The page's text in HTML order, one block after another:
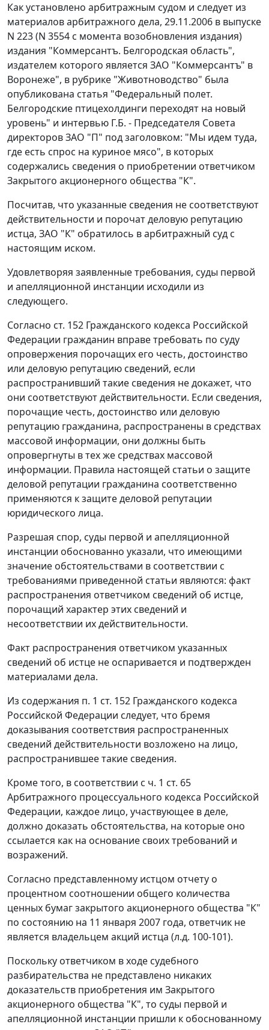
Как установлено арбитражным судом и следует из
материалов арбитражного дела, 29.11.2006 в выпуске
N 223 (N 3554 с момента возобновления издания)
издания "Коммерсантъ. Белгородская область",
издателем которого является ЗАО "Коммерсантъ" в
Воронеже", в рубрике "Животноводство" была
опубликована статья "Федеральный полет.
Белгородские птицехолдинги переходят на новый
уровень" и интервью Г.Б. - Председателя Совета
директоров ЗАО "П" под заголовком: "Мы идем туда,
где есть спрос на куриное мясо", в которых
содержались сведения о приобретении ответчиком
Закрытого акционерного общества "К".
Посчитав, что указанные сведения не соответствуют
действительности и порочат деловую репутацию
истца, ЗАО "К" обратилось в арбитражный суд с
настоящим иском.
Удовлетворяя заявленные требования, суды первой
и апелляционной инстанции исходили из
следующего.
Согласно ст. 152 Гражданского кодекса Российской
Федерации гражданин вправе требовать по суду
опровержения порочащих его честь, достоинство
или деловую репутацию сведений, если
распространивший такие сведения не докажет, что
они соответствуют действительности. Если сведения,
порочащие честь, достоинство или деловую
репутацию гражданина, распространены в средствах
массовой информации, они должны быть
опровергнуты в тех же средствах массовой
информации. Правила настоящей статьи о защите
деловой репутации гражданина соответственно
применяются к защите деловой репутации
юридического лица.
Разрешая спор, суды первой и апелляционной
инстанции обоснованно указали, что имеющими
значение обстоятельствами в соответствии с
требованиями приведенной статьи являются: факт
распространения ответчиком сведений об истце,
порочащий характер этих сведений и
несоответствии их действительности.
Факт распространения ответчиком указанных
сведений об истце не оспаривается и подтвержден
материалами дела.
Из содержания п. 1 ст. 152 Гражданского кодекса
Российской Федерации следует, что бремя
доказывания соответствия распространенных
сведений действительности возложено на лицо,
распространившее такие сведения.
Кроме того, в соответствии с ч. 1 ст. 65
Арбитражного процессуального кодекса Российской
Федерации, каждое лицо, участвующее в деле,
должно доказать обстоятельства, на которые оно
ссылается как на основание своих требований и
возражений.
Согласно представленному истцом отчету о
процентном соотношении общего количества
ценных бумаг закрытого акционерного общества "К"
по состоянию на 11 января 2007 года, ответчик не
является владельцем акций истца (л.д. 100-101).
Поскольку ответчиком в ходе судебного
разбирательства не представлено никаких
доказательств приобретения им Закрытого
акционерного общества "К", то суды первой и
апелляционной инстанции пришли к обоснованному